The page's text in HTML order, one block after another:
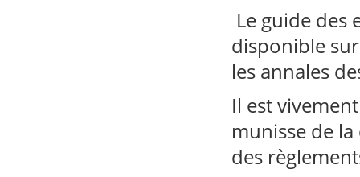
Le guide des
disponible
les annales
Il est
munisse de
des